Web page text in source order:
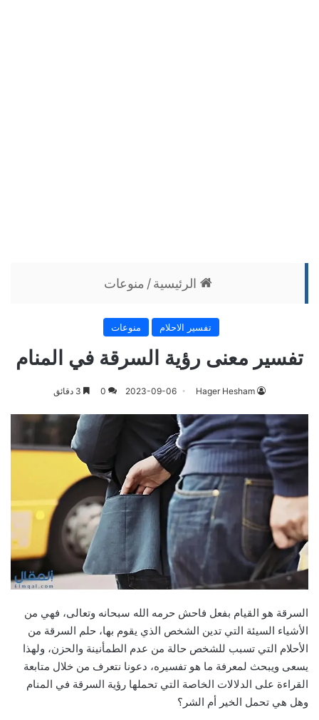
الرئيسية / منوعات
تفسير الاحلام منوعات
تفسير معنى رؤية السرقة في المنام
Hager Hesham
2023-09-06
0
السرقة هو القيام بفعل فاحش حرمه الله سبحانه وتعالى، فهي من
الأشياء السيئة التي تدين الشخص الذي يقوم بها، حلم السرقة من
الأحلام التي تسبب للشخص حالة من عدم الطمأنينة والحزن، ولهذا
يسعى ويبحث لمعرفة ما هو تفسيره، دعونا نتعرف من خلال متابعة
القراءة على الدلالات الخاصة التي تحملها رؤية السرقة في المنام
وهل هي تحمل الخير أم الشر؟